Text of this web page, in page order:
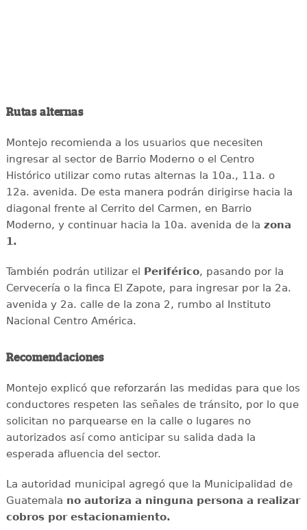
Rutas alternas
Montejo recomienda a los usuarios que necesiten
ingresar al sector de Barrio Moderno o el Centro
Histórico utilizar como rutas alternas la 10a., 11a. o
12a. avenida. De esta manera podrán dirigirse hacia la
diagonal frente al Cerrito del Carmen, en Barrio
Moderno, y continuar hacia la 10a. avenida de la zona
1.
También podrán utilizar el Periférico, pasando por la
Cervecería o la finca El Zapote, para ingresar por la 2a.
avenida y 2a. calle de la zona 2, rumbo al Instituto
Nacional Centro América.
Recomendaciones
Montejo explicó que reforzarán las medidas para que los
conductores respeten las señales de tránsito, por lo que
solicitan no parquearse en la calle o lugares no
autorizados así como anticipar su salida dada la
esperada afluencia del sector.
La autoridad municipal agregó que la Municipalidad de
Guatemala no autoriza a ninguna persona a realizar
cobros por estacionamiento.